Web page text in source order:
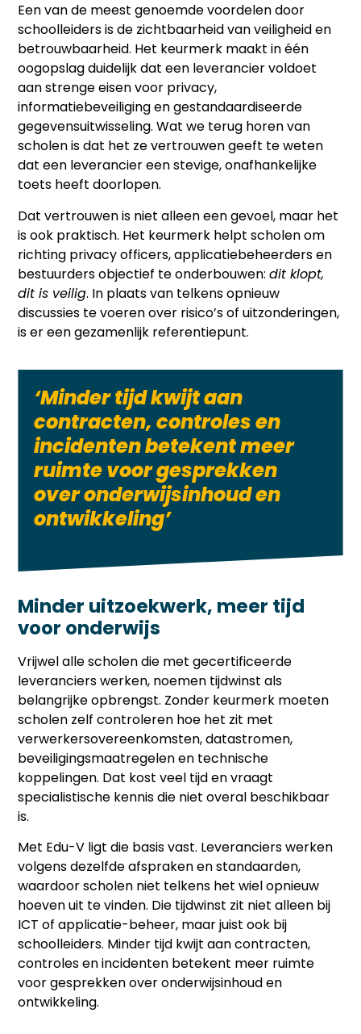
Een van de meest genoemde voordelen door
schoolleiders is de zichtbaarheid van veiligheid en
betrouwbaarheid. Het keurmerk maakt in één
oogopslag duidelijk dat een leverancier voldoet
aan strenge eisen voor privacy,
informatiebeveiliging en gestandaardiseerde
gegevensuitwisseling. Wat we terug horen van
scholen is dat het ze vertrouwen geeft te weten
dat een leverancier een stevige, onafhankelijke
toets heeft doorlopen.
Dat vertrouwen is niet alleen een gevoel, maar het
is ook praktisch. Het keurmerk helpt scholen om
richting privacy officers, applicatiebeheerders en
bestuurders objectief te onderbouwen:dit klopt,
dit is veilig. In plaats van telkens opnieuw
discussies te voeren over risico’s of uitzonderingen,
is er een gezamenlijk referentiepunt.
‘Minder tijd kwijt aan
contracten, controles en
incidenten betekent meer
ruimte voor gesprekken
over onderwijsinhoud en
ontwikkeling’
Minder uitzoekwerk, meer tijd
voor onderwijs
Vrijwel alle scholen die met gecertificeerde
leveranciers werken, noemen tijdwinst als
belangrijke opbrengst. Zonder keurmerk moeten
scholen zelf controleren hoe het zit met
verwerkersovereenkomsten, datastromen,
beveiligingsmaatregelen en technische
koppelingen. Dat kost veel tijd en vraagt
specialistische kennis die niet overal beschikbaar
is.
Met Edu-V ligt die basis vast. Leveranciers werken
volgens dezelfde afspraken en standaarden,
waardoor scholen niet telkens het wiel opnieuw
hoeven uit te vinden. Die tijdwinst zit niet alleen bij
ICT of applicatie-beheer, maar juist ook bij
schoolleiders. Minder tijd kwijt aan contracten,
controles en incidenten betekent meer ruimte
voor gesprekken over onderwijsinhoud en
ontwikkeling.